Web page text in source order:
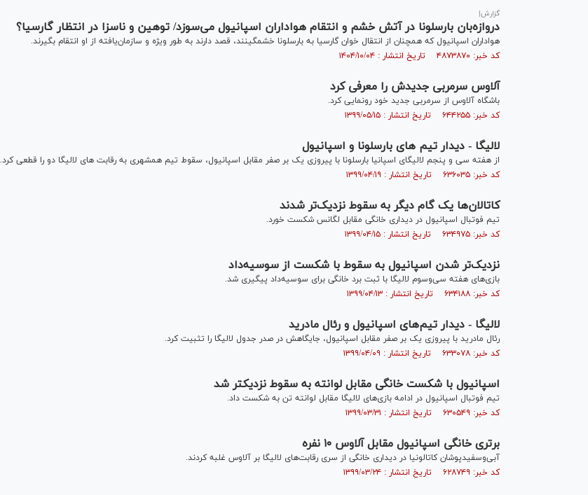
گزارش|
دروازه‌بان بارسلونا در آتش خشم و انتقام هواداران اسپانیول می‌سوزد/ توهین و ناسزا در انتظار گارسیا؟
هواداران اسپانیول که همچنان از انتقال خوان گارسیا به بارسلونا خشمگینند، قصد دارند به طور ویژه و سازمان‌یافته از او انتقام بگیرند.
کد خبر: ۴۸۷۳۸۷۰ تاریخ انتشار : ۱۴۰۴/۱۰/۰۴
آلاوس سرمربی جدیدش را معرفی کرد
باشگاه آلاوس از سرمربی جدید خود رونمایی کرد.
کد خبر: ۶۴۴۲۵۵ تاریخ انتشار : ۱۳۹۹/۰۵/۱۵
لالیگا - دیدار تیم های بارسلونا و اسپانیول
از هفته سی و پنجم لالیگای اسپانیا بارسلونا با پیروزی یک بر صفر مقابل اسپانیول، سقوط تیم همشهری به رقابت های لالیگا دو را قطعی کرد.
کد خبر: ۶۳۶۰۳۵ تاریخ انتشار : ۱۳۹۹/۰۴/۱۹
کاتالان‌ها یک گام دیگر به سقوط نزدیک‌تر شدند
تیم فوتبال اسپانیول در دیداری خانگی مقابل لگانس شکست خورد.
کد خبر: ۶۳۴۹۷۵ تاریخ انتشار : ۱۳۹۹/۰۴/۱۵
نزدیک‌تر شدن اسپانیول به سقوط با شکست از سوسیه‌داد
بازی‌های هفته سی‌و‌سوم لالیگا با ثبت برد خانگی برای سوسیه‌داد پیگیری شد.
کد خبر: ۶۳۴۱۸۸ تاریخ انتشار : ۱۳۹۹/۰۴/۱۳
لالیگا - دیدار تیم‌های اسپانیول و رئال مادرید
رئال مادرید با پیروزی یک بر صفر مقابل اسپانیول، جایگاهش در صدر جدول لالیگا را تثبیت کرد.
کد خبر: ۶۳۳۰۷۸ تاریخ انتشار : ۱۳۹۹/۰۴/۰۹
اسپانیول با شکست خانگی مقابل لوانته به سقوط نزدیکتر شد
تیم فوتبال اسپانیول در ادامه بازی‌های لالیگا مقابل لوانته تن به شکست داد.
کد خبر: ۶۳۰۵۴۹ تاریخ انتشار : ۱۳۹۹/۰۳/۳۱
برتری خانگی اسپانیول مقابل آلاوس ۱۰ نفره
آبی‌وسفیدپوشان کاتالونیا در دیداری خانگی از سری رقابت‌های لالیگا بر آلاوس غلبه کردند.
کد خبر: ۶۲۸۷۴۹ تاریخ انتشار : ۱۳۹۹/۰۳/۲۴